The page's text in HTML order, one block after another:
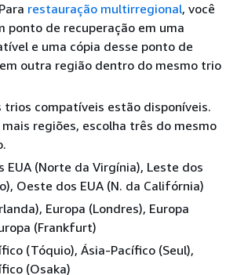
restauração multirregional, você
ponto de recuperação em uma
e uma cópia desse ponto de
outra região dentro do mesmo trio
trios compatíveis estão disponíveis.
regiões, escolha três do mesmo
EUA (Norte da Virgínia), Leste dos
Oeste dos EUA (N. da Califórnia)
Europa (Londres), Europa
(Frankfurt)
(Tóquio), Ásia-Pacífico (Seul),
(Osaka)